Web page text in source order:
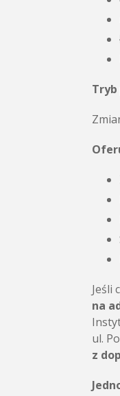
Tryb
Jeśli
na
ul.
z